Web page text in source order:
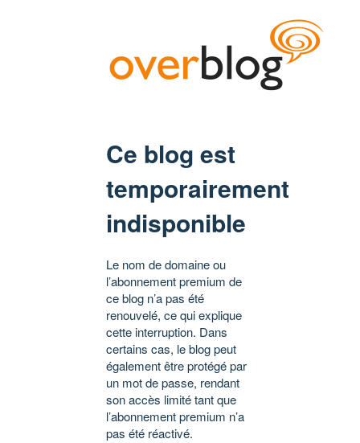
Ce blog est
temporairement
indisponible
Le nom de domaine ou
l’abonnement premium de
ce blog n’a pas été
renouvelé, ce qui explique
cette interruption. Dans
certains cas, le blog peut
également être protégé par
un mot de passe, rendant
son accès limité tant que
l’abonnement premium n’a
pas été réactivé.